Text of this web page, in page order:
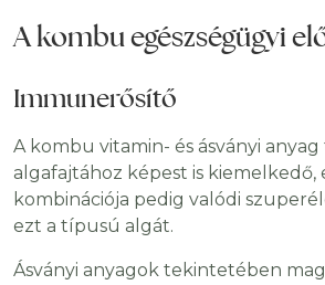
A kombu egészségügyi
Immunerősítő
A kombu vitamin- és ásványi
algafajtához képest is kiemelkedő,
kombinációja pedig valódi
ezt a típusú algát.
Ásványi anyagok tekintetében